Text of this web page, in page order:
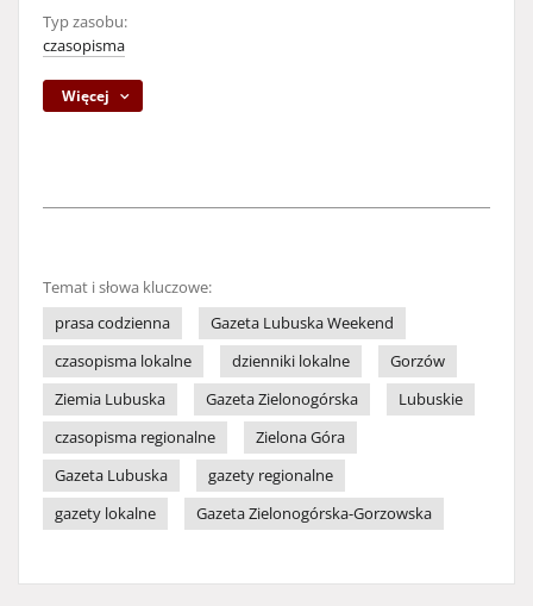
Typ zasobu:
czasopisma
Więcej
Temat i słowa kluczowe:
prasa codzienna
Gazeta Lubuska Weekend
czasopisma lokalne
dzienniki lokalne
Gorzów
Ziemia Lubuska
Gazeta Zielonogórska
Lubuskie
czasopisma regionalne
Zielona Góra
Gazeta Lubuska
gazety regionalne
gazety lokalne
Gazeta Zielonogórska-Gorzowska